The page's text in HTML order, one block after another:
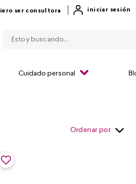
ser consultora iniciar sesión
Cuidado personal
Ordenar por